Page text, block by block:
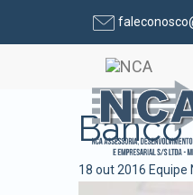
Pular para o conteúdo
Banco
18 out 2016 Equipe